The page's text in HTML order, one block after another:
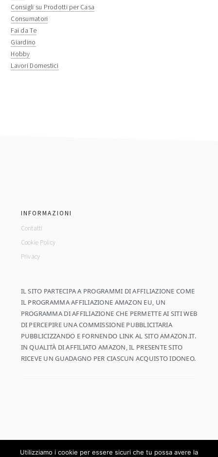
Consigli su Prodotti per Casa
Consumatori
Fai da Te
Giardino
Hobby
Lavori Domestici
INFORMAZIONI
Contatti
Cookie Policy
Privacy
IL SITO PARTECIPA A PROGRAMMI DI AFFILIAZIONE COME
IL PROGRAMMA AFFILIAZIONE AMAZON EU, UN
PROGRAMMA DI AFFILIAZIONE CHE PERMETTE AI SITI WEB
DI PERCEPIRE UNA COMMISSIONE PUBBLICITARIA
PUBBLICIZZANDO E FORNENDO LINK AL SITO AMAZON.IT.
IN QUALITÀ DI AFFILIATO AMAZON, IL PRESENTE SITO
RICEVE UN GUADAGNO PER CIASCUN ACQUISTO IDONEO.
Utilizziamo i cookie per essere sicuri che tu possa avere la